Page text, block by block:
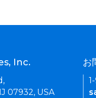
Inc.
07932, USA
お